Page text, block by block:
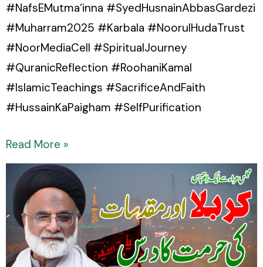
#NafsEMutma‘inna #SyedHusnainAbbasGardezi
#Muharram2025 #Karbala #NoorulHudaTrust
#NoorMediaCell #SpiritualJourney
#QuranicReflection #RoohaniKamal
#IslamicTeachings #SacrificeAndFaith
#HussainKaPaigham #SelfPurification
Read More »
Karbala
aur
Muqaddasat
ki
Hurmat